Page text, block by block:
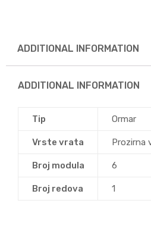
ADDITIONAL INFORMATION
ADDITIONAL INFORMATION
Tip Ormar
Vrste vrata Prozirna
Broj modula 6
Broj redova 1